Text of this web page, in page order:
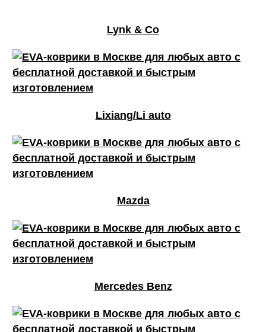
Lynk & Co
Lixiang/Li auto
Mazda
Mercedes Benz